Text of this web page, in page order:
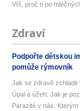
Víš, proč ti po
Zdraví
Podpořte dětskou
pomůže rýmovník
Jak se zdravě zchladit
Úpal a úžeh: Jak je
Parazité v nás: